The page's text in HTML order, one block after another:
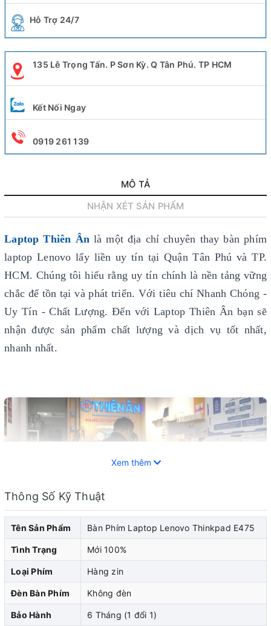
Hỗ Trợ 24/7
135 Lê Trọng Tấn. P Sơn Kỳ. Q Tân Phú. TP HCM
Kết Nối Ngay
0919 261 139
MÔ TẢ
NHẬN XÉT SẢN PHẨM
Laptop Thiên Ân là một địa chỉ chuyên thay bàn phím
laptop Lenovo lấy liền uy tín tại Quận Tân Phú và TP.
HCM. Chúng tôi hiểu rằng uy tín chính là nền tảng vững
chắc để tồn tại và phát triển. Với tiêu chí Nhanh Chóng -
Uy Tín - Chất Lượng. Đến với Laptop Thiên Ân bạn sẽ
nhận được sản phẩm chất lượng và dịch vụ tốt nhất,
nhanh nhất.
Bàn phím laptop Lenovo là một phần quan trọng được
trang bị trên máy tính xách tay laptop Lenovo. Sau một
Xem thêm
Thông Số Kỹ Thuật
Tên Sản Phẩm Bàn Phím Laptop Lenovo Thinkpad E475
Tình Trạng Mới 100%
Loại Phím Hàng zin
Đèn Bàn Phím Không đèn
Bảo Hành 6 Tháng (1 đổi 1)